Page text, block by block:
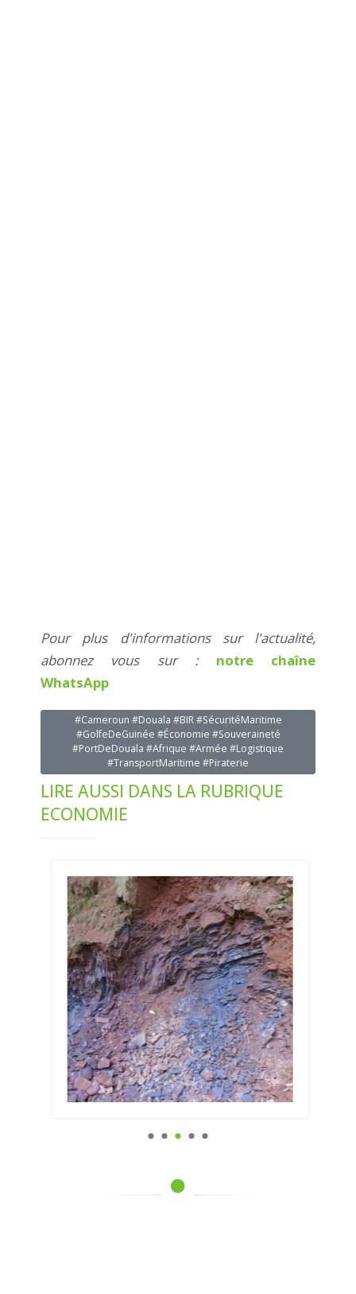
Pour plus d'informations sur l'actualité,
abonnez vous sur : notre chaîne
WhatsApp
#Cameroun #Douala #BIR #SécuritéMaritime
#GolfeDeGuinée #Économie #Souveraineté
#PortDeDouala #Afrique #Armée #Logistique
#TransportMaritime #Piraterie
LIRE AUSSI DANS LA RUBRIQUE
ECONOMIE